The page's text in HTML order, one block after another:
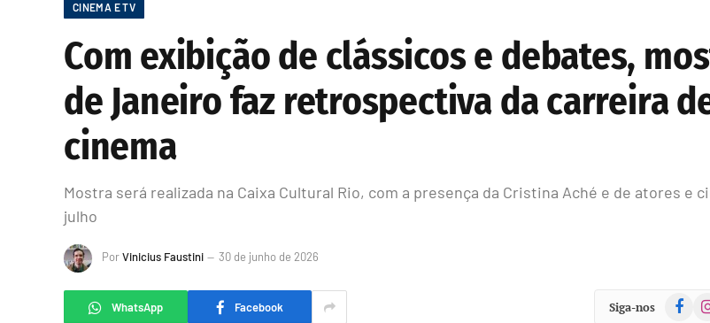
CINEMA E TV
Com exibição de clássicos e debates,
de Janeiro faz retrospectiva da carreira
cinema
Mostra será realizada na Caixa Cultural Rio, com a presença da Cristina Aché e de atores e
julho
PorVinicius Faustini 30 de junho de 2026
WhatsApp Facebook Siga-nos